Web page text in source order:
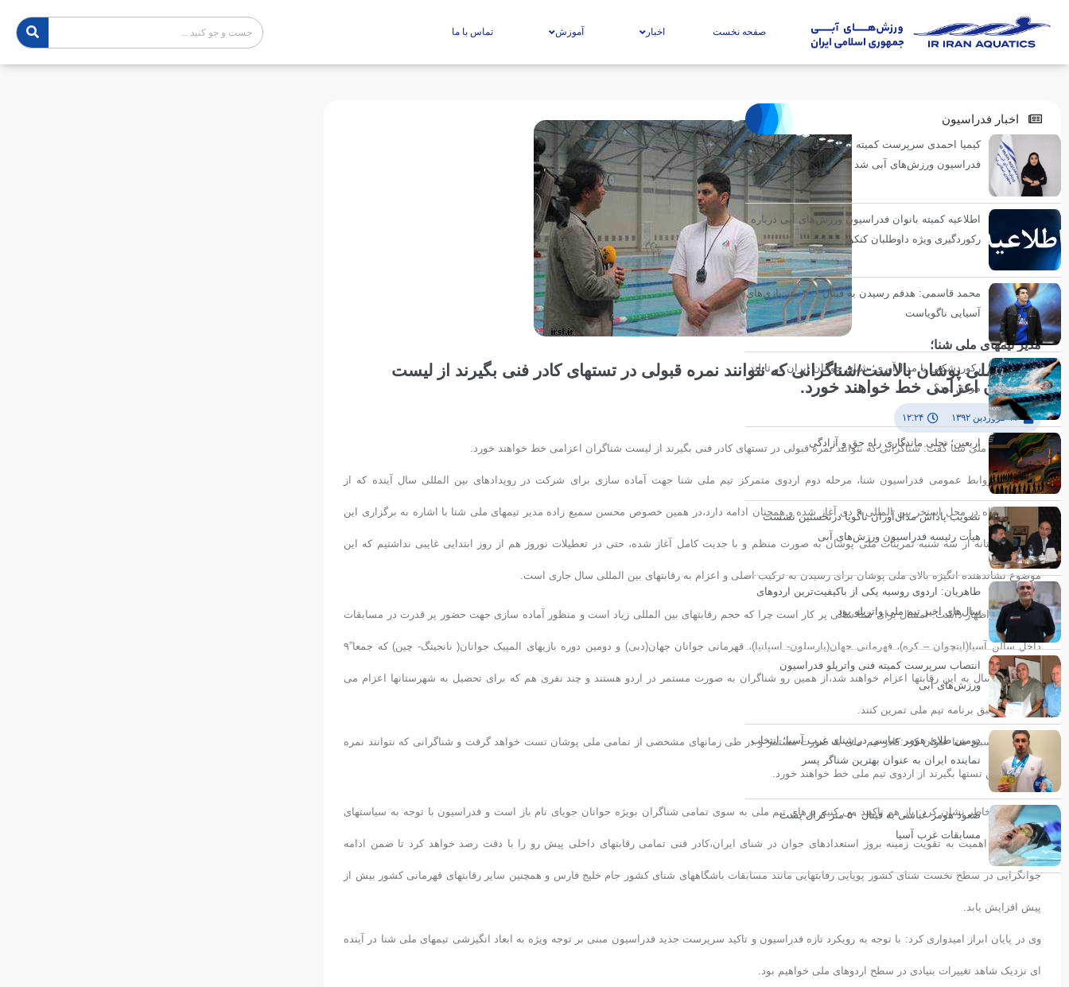
صفحه نخست اخبار آموزش تماس با ما
مدیر تیمهای ملی شنا؛
انگیزه ملی پوشان بالاست/شناگرانی که نتوانند نمره قبولی در تستهای کادر فنی بگیرند از لیست
شناگران اعزامی خط خواهند خورد.
۱۷ فروردین ۱۳۹۲ ۱۲:۲۴
مدیر تیمهای ملی شنا گفت: شناگرانی که نتوانند نمره قبولی در تستهای کادر فنی بگیرند از لیست شناگران اعزامی خط خواهند خورد.
به گزارش روابط عمومی فدراسیون شنا، مرحله دوم اردوی متمرکز تیم ملی شنا جهت آماده سازی برای شرکت در رویدادهای بین المللی سال آینده که از
۵فروردین ماه در محل استخر بین المللی ٩ دی آغاز شده و همچنان ادامه دارد،در همین خصوص محسن سمیع زاده مدیر تیمهای ملی شنا با اشاره به برگزاری این
اردو خوشبختانه از سه شنبه تمرینات ملی پوشان به صورت منظم و با جدیت کامل آغاز شده، حتی در تعطیلات نوروز هم از روز ابتدایی غایبی نداشتیم که این
موضوع نشاندهنده انگیزه بالای ملی پوشان برای رسیدن به ترکیب اصلی و اعزام به رقابتهای بین المللی سال جاری است.
وی در ادمه اظهار داشت: امسال برای شنا سالی پر کار است چرا که حجم رقابتهای بین المللی زیاد است و منظور آماده سازی جهت حضور پر قدرت در مسابقات
داخل سالن آسیا(اینچوان – کره)، قهرمانی جهان(بارسلون- اسپانیا)، قهرمانی جوانان جهان(دبی) و دومین دوره بازیهای المپیک جوانان( نانجینگ- چین) که جمعا”٩
شناگر بزرگسال به این رقابتها اعزام خواهند شد،از همین رو شناگران به صورت مستمر در اردو هستند و چند نفری هم که برای تحصیل به شهرستانها اعزام می
شوند باید طبق برنامه تیم ملی تمرین کنند.
ملی پوش اسبق شنا عنوان کرد:کادر تیم ملی به صورت مستمر و در طی زمانهای مشخصی از تمامی ملی پوشان تست خواهد گرفت و شناگرانی که نتوانند نمره
قبولی در این تستها بگیرند از اردوی تیم ملی خط خواهند خورد.
سمیع زاده خاطر نشان کرد: باز هم تاکیید می کنیم درهای تیم ملی به سوی تمامی شناگران بوی‍ژه جوانان جویای نام باز است و فدراسیون با توجه به سیاستهای
کلان خود و اهمیت به تقویت زمینه بروز استعدادهای جوان در شنای ایران،کادر فنی تمامی رقابتهای داخلی پیش رو را با دقت رصد خواهد کرد تا ضمن ادامه
جوانگرایی در سطح نخست شنای کشور پویایی رقابتهایی مانند مسابقات باشگاههای شنای کشور جام خلیج فارس و همچنین سایر رقابتهای قهرمانی کشور بیش از
پیش افزایش یابد.
وی در پایان ابراز امیدواری کرد: با توجه به رویکرد تازه فدراسیون و تاکید سرپرست جدید فدراسیون مبنی بر توجه وی‍ژه به ابعاد انگیزشی تیمهای ملی شنا در آینده
ای نزدیک شاهد تغییرات بنیادی در سطح اردوهای ملی خواهیم بود.
اخبار فدراسیون
کیمیا احمدی سرپرست کمیته شنا هنری بانوان
فدراسیون ورزش‌های آبی شد
اطلاعیه کمیته بانوان فدراسیون ورزش‌های آبی درباره
رکوردگیری ویژه داوطلبان کنکور
محمد قاسمی: هدفم رسیدن به فینال ۴۰۰ متر بازی‌های
آسیایی ناگویاست
رکوردشکنی یا مدال‌آوری؛ شنای جوانان ایران در تایلند
موفق بود؟
اربعین؛ تجلی ماندگاری راه حق و آزادگی
تصویب پاداش مدال‌آوران ناگویا درنخستین نشست
هیأت رئیسه فدراسیون ورزش‌های آبی
طاهریان: اردوی روسیه یکی از باکیفیت‌ترین اردوهای
سال‌های اخیر تیم ملی واترپلو بود
انتصاب سرپرست کمیته فنی واترپلو فدراسیون
ورزش‌های آبی
دومین طلای هومر عباسی در شنای غرب آسیا؛ انتخاب
نماینده ایران به عنوان بهترین شناگر پسر
صعود هومر عباسی به فینال ۵۰ متر کرال پشت
مسابقات غرب آسیا